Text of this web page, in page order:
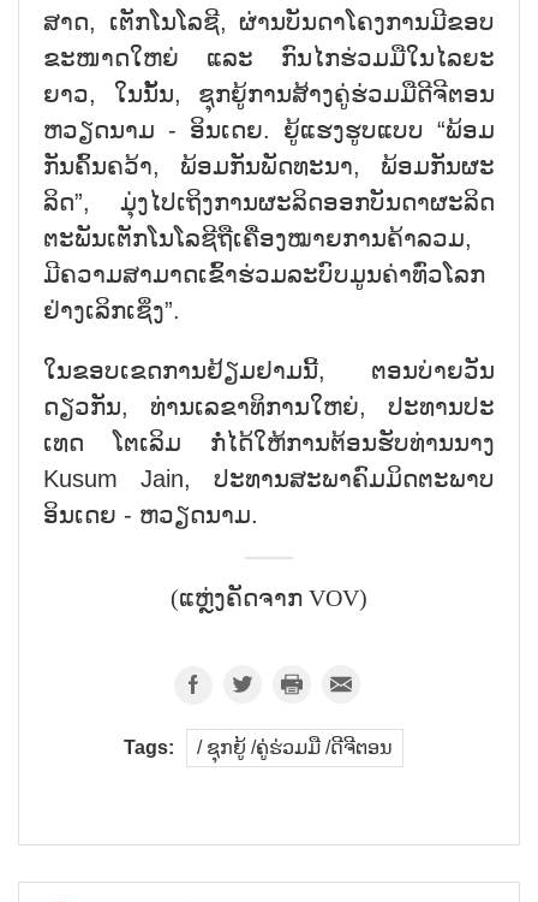
ສາດ, ເຕັກ​ໂນ​ໂລ​ຊີ, ຜ່ານ​ບັນ​ດາ​ໂຄງ​ການ​ມີ​ຂອບ​
ຂ​ະ​ໜາດ​ໃຫຍ່ ແລະ ກົນ​ໄກ​ຮ່ວມ​ມື​ໃນ​ໄລ​ຍະ​
ຍາວ, ໃນ​ນັ້ນ​, ຊຸກ​ຍູ້​ການ​ສ້າງ​ຄູ່​ຮ່ວມ​ມື​ດີ​ຈີ​ຕອນ
ຫວຽດ​ນາມ - ອິນ​ເດຍ. ຍູ້​ແຮງ​ຮູບ​ແບບ “ພ້ອມ​
ກັນ​ຄົ້ນ​ຄວ້າ, ພ້ອມ​ກັນ​ພັດ​ທະ​ນາ, ພ້ອມ​ກັນ​ຜະ​
ລິດ”, ມຸ່ງ​ໄປ​ເຖິງ​ການ​ຜະ​ລິດ​ອອກ​ບັນ​ດາ​ຜະ​ລິດ​
ຕະ​ພັນ​​ເຕັກ​ໂນ​ໂລ​ຊີຖື​ເຄື່ອງ​ໝາຍ​ກາ​ນ​ຄ້າ​ລວມ,
ມີ​ຄວາມ​ສາ​ມາດ​ເຂົ້າ​ຮ່ວມ​ລະ​ບົບ​ມູນ​ຄ່າ​ທົ່​ວ​ໂລກ​
ຢ່າງ​ເລິກ​ເຊິ່ງ”.
ໃນ​ຂອບ​ເຂດ​ການ​ຢ້ຽມ​ຢາມນີ້, ຕອນ​ບ່າຍ​ວັນ​
ດຽວ​ກັນ, ທ່ານ​ເລ​ຂາ​ທິ​ການ​ໃຫຍ່, ປະ​ທານ​ປະ​
ເທດ ໂຕ​ເລິມ ກໍ່​ໄດ້​ໃຫ້​ການ​ຕ້ອນ​ຮັບ​ທ່ານ​ນາງ
Kusum Jain, ປະ​ທານ​ສະ​ພາ​ຄົມ​ມິດ​ຕະ​ພາບ
ອິນ​ເດຍ - ຫວຽດ​ນາມ.
(ແຫຼ່ງຄັດຈາກ VOV)
Tags: / ຊຸກ​ຍູ້ /​ຄູ່​ຮ່ວມ​ມື /​ດີ​ຈີ​ຕອນ